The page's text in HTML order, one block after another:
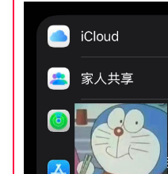
女娲补天-操作系统期末突
华清池日记-有趣的校园网